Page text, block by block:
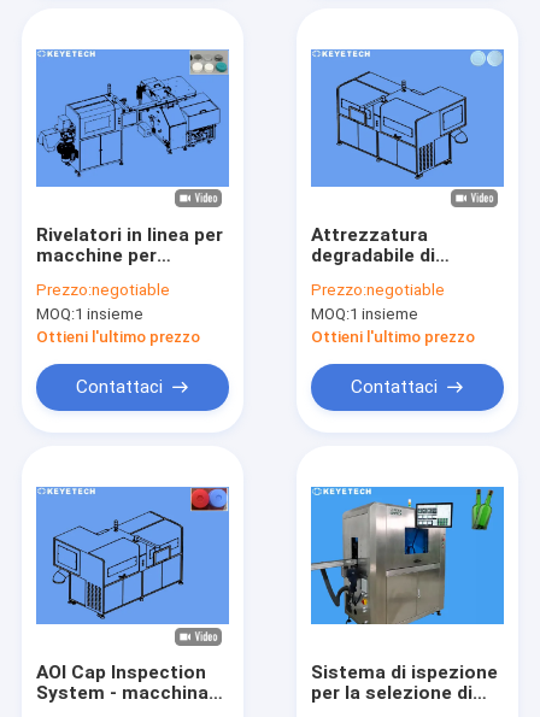
Casa
Prodotti
Giro della fabbrica
Controllo di qualità
Contattici
Richieda una citazione
Macchina per l'ispezione delle bottiglie
Macchina di ispezione del tappo
Macchina per l'ispezione della preforma
Rivelatori in linea per
macchine per
Cap con sistema di
conteggio
Prezzo:negotiable
MOQ:1 insieme
Ottieni l'ultimo prezzo
Contattaci
Attrezzatura
degradabile di
cappuccio di alta
precisione del
rivelatore di difetti
tazza
Prezzo:negotiable
MOQ:1 insieme
Ottieni l'ultimo prezzo
Contattaci
AOI Cap Inspection
System - macchina
Sistema di ispezione
per la selezione di